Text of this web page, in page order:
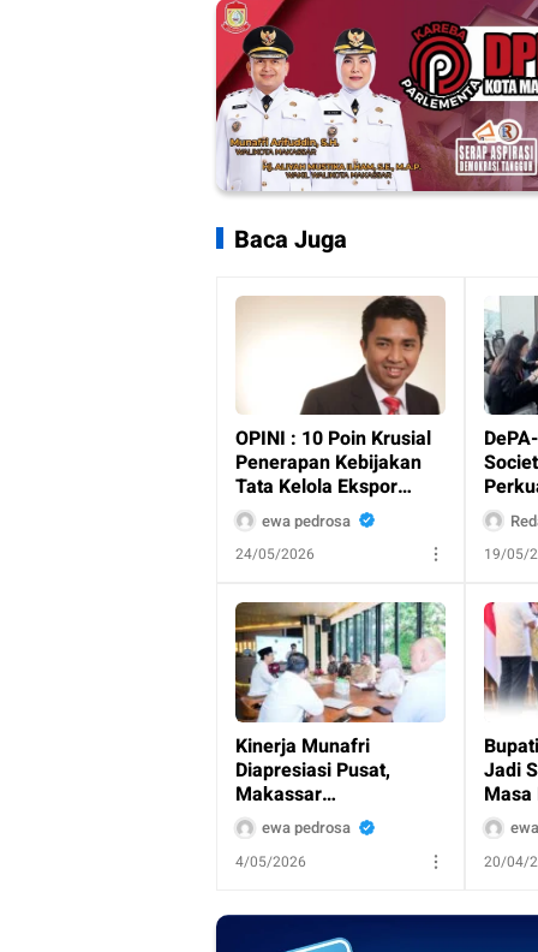
Baca Juga
OPINI : 10 Poin Krusial
Penerapan Kebijakan
Tata Kelola Ekspor
Sumber Daya Alam
Strategis
ewa pedrosa
24/05/2026 19/05/
Kinerja Munafri
Diapresiasi Pusat,
Makassar
Diproyeksikan Jadi
Percontohan Program
Sosial Nasional
ewa pedrosa
4/05/2026
Jadi
Masa
Sawit
20/04/